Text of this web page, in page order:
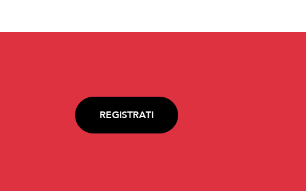
REGISTRATI